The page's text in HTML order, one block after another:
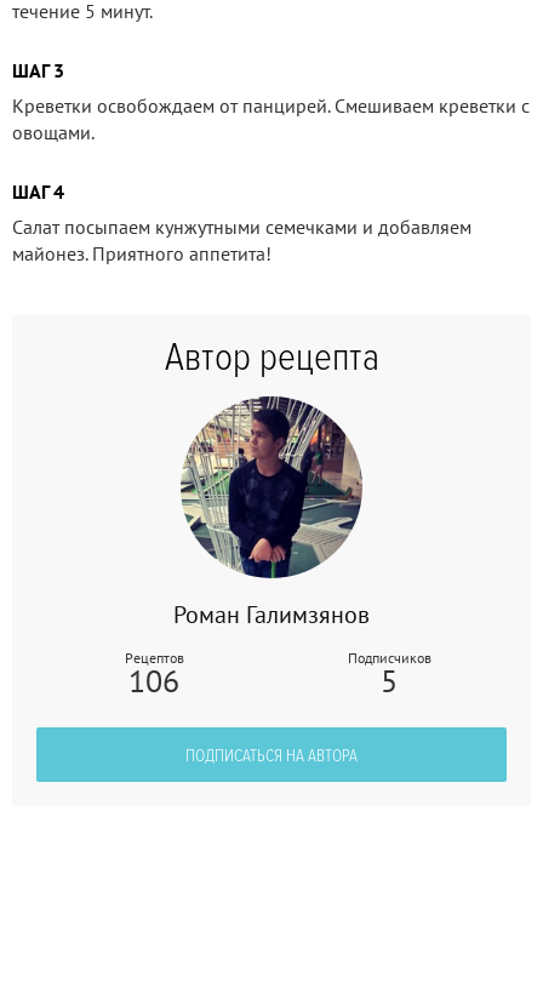
течение 5 минут.
ШАГ 3
Креветки освобождаем от панцирей. Смешиваем креветки с
овощами.
ШАГ 4
Салат посыпаем кунжутными семечками и добавляем
майонез. Приятного аппетита!
Автор рецепта
Роман Галимзянов
Рецептов
106
Подписчиков
5
ПОДПИСАТЬСЯ НА АВТОРА